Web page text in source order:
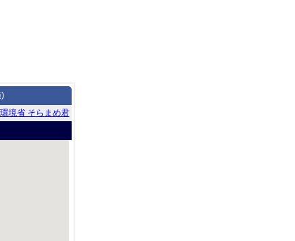
環境省 そらまめ君